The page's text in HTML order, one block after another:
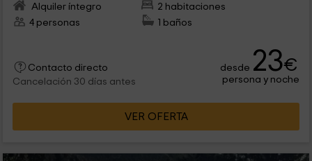
Alquiler íntegro
2 habitaciones
4 personas
1 baños
Contacto directo
Cancelación 30 días antes
desde 23€
persona y noche
VER OFERTA